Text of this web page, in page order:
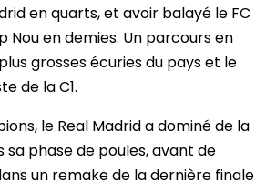
en quarts, et avoir balayé le FC
Nou en demies. Un parcours en
grosses écuries du pays et le
de la C1.
le Real Madrid a dominé de la
phase de poules, avant de
un remake de la dernière finale